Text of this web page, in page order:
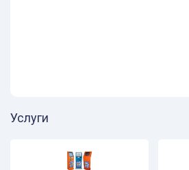
Услуги